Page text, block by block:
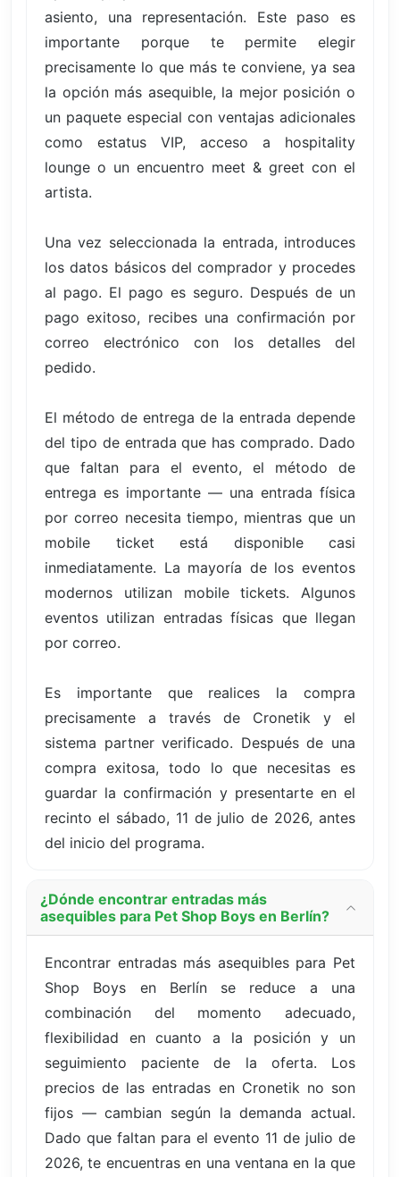
asiento, una representación. Este paso es
importante porque te permite elegir
precisamente lo que más te conviene, ya sea
la opción más asequible, la mejor posición o
un paquete especial con ventajas adicionales
como estatus VIP, acceso a hospitality
lounge o un encuentro meet & greet con el
artista.
Una vez seleccionada la entrada, introduces
los datos básicos del comprador y procedes
al pago. El pago es seguro. Después de un
pago exitoso, recibes una confirmación por
correo electrónico con los detalles del
pedido.
El método de entrega de la entrada depende
del tipo de entrada que has comprado. Dado
que faltan para el evento, el método de
entrega es importante — una entrada física
por correo necesita tiempo, mientras que un
mobile ticket está disponible casi
inmediatamente. La mayoría de los eventos
modernos utilizan mobile tickets. Algunos
eventos utilizan entradas físicas que llegan
por correo.
Es importante que realices la compra
precisamente a través de Cronetik y el
sistema partner verificado. Después de una
compra exitosa, todo lo que necesitas es
guardar la confirmación y presentarte en el
recinto el sábado, 11 de julio de 2026, antes
del inicio del programa.
¿Dónde encontrar entradas más
asequibles para Pet Shop Boys en Berlín?
Encontrar entradas más asequibles para Pet
Shop Boys en Berlín se reduce a una
combinación del momento adecuado,
flexibilidad en cuanto a la posición y un
seguimiento paciente de la oferta. Los
precios de las entradas en Cronetik no son
fijos — cambian según la demanda actual.
Dado que faltan para el evento 11 de julio de
2026, te encuentras en una ventana en la que